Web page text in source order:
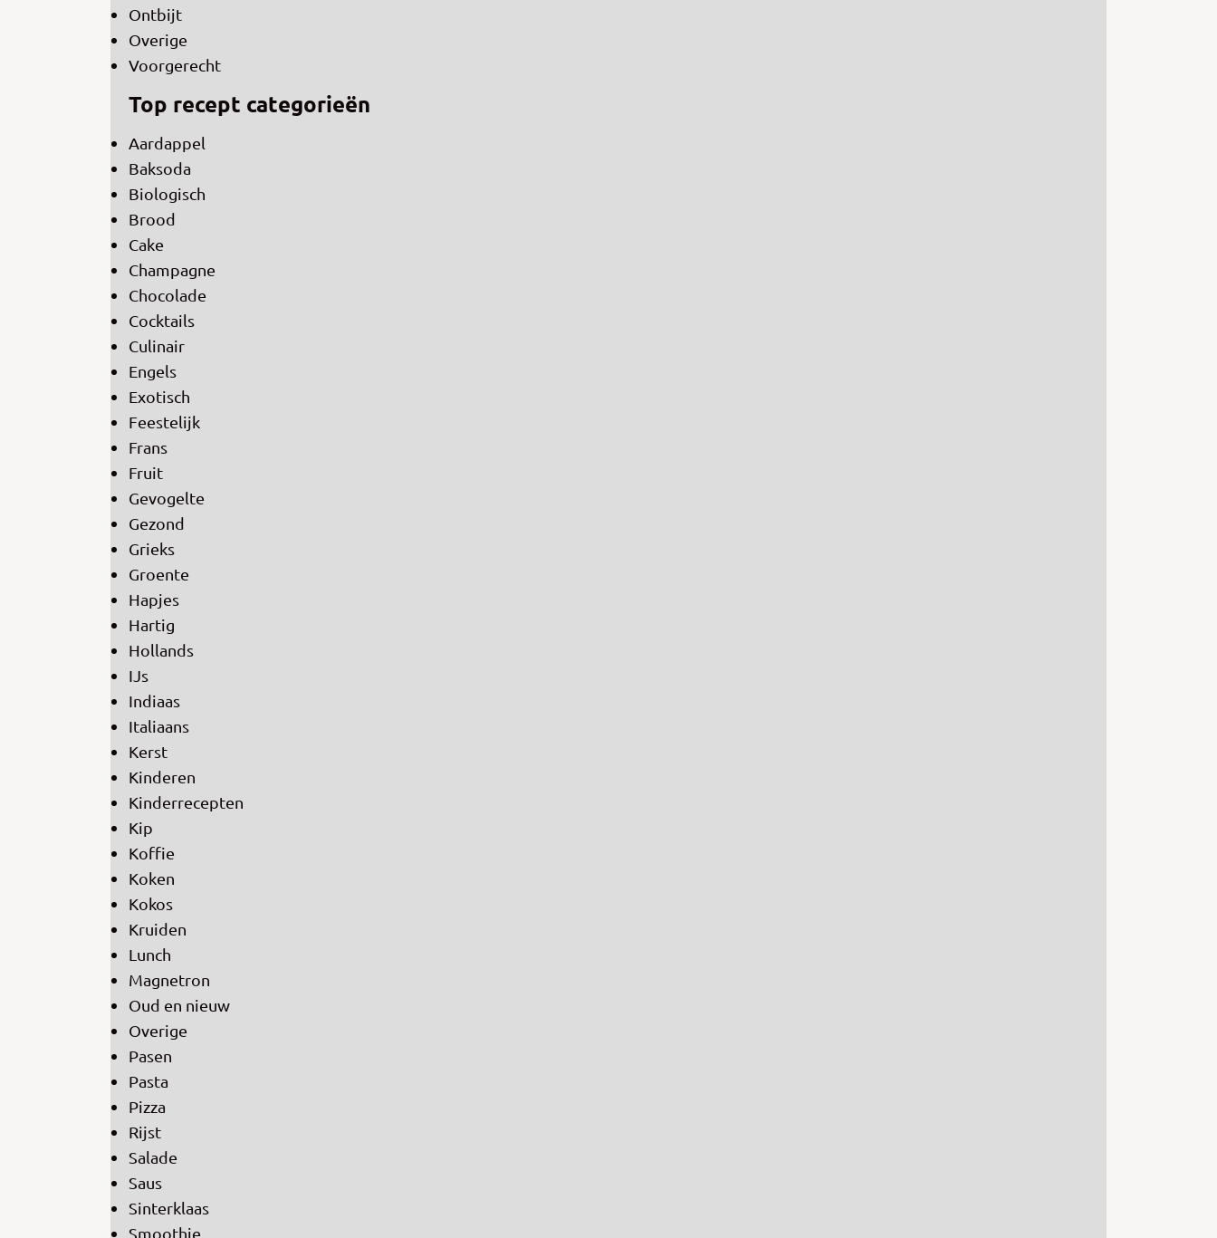
Ontbijt
Overige
Voorgerecht
Top recept categorieën
Aardappel
Baksoda
Biologisch
Brood
Cake
Champagne
Chocolade
Cocktails
Culinair
Engels
Exotisch
Feestelijk
Frans
Fruit
Gevogelte
Gezond
Grieks
Groente
Hapjes
Hartig
Hollands
IJs
Indiaas
Italiaans
Kerst
Kinderen
Kinderrecepten
Kip
Koffie
Koken
Kokos
Kruiden
Lunch
Magnetron
Oud en nieuw
Overige
Pasen
Pasta
Pizza
Rijst
Salade
Saus
Sinterklaas
Smoothie